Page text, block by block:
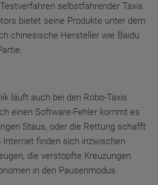
selbstfahrender Taxis.
bietet seine Produkte unter dem
chinesische Hersteller wie Baidu
läuft auch bei den Robo-Taxis
einen Software-Fehler kommt es
Staus, oder die Rettung schafft
finden sich inzwischen
die verstopfte Kreuzungen
in den Pausenmodus